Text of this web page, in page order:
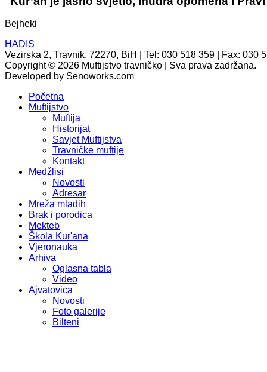
Bejheki
HADIS
Vezirska 2, Travnik, 72270, BiH | Tel: 030 518 359 | Fax: 030
Copyright © 2026 Muftijstvo travničko | Sva prava zadržana.
Developed by Senoworks.com
Početna
Muftijstvo
Muftija
Historijat
Savjet Muftijstva
Travničke muftije
Kontakt
Medžlisi
Novosti
Adresar
Mreža mladih
Brak i porodica
Mekteb
Škola Kur'ana
Vjeronauka
Arhiva
Oglasna tabla
Video
Ajvatovica
Novosti
Foto galerije
Bilteni